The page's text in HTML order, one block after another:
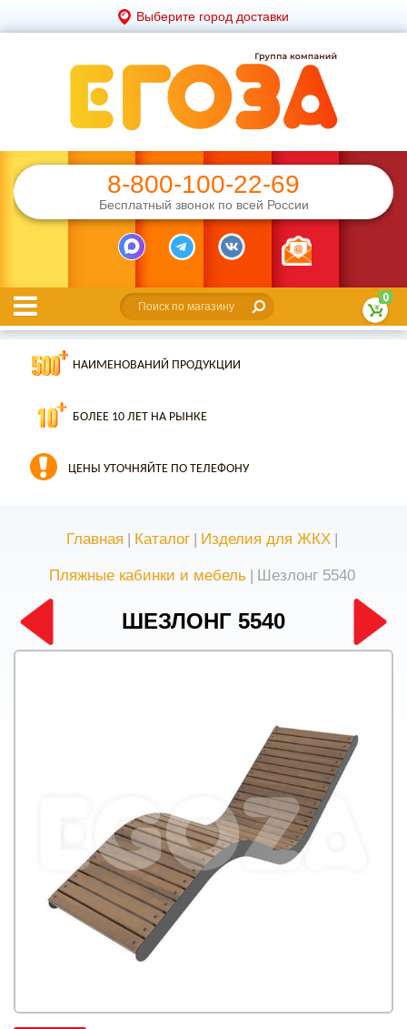
Выберите город доставки
8-800-100-22-69
Бесплатный звонок по всей России
0
НАИМЕНОВАНИЙ ПРОДУКЦИИ
БОЛЕЕ 10 ЛЕТ НА РЫНКЕ
ЦЕНЫ УТОЧНЯЙТЕ ПО ТЕЛЕФОНУ
Главная | Каталог | Изделия для ЖКХ |
Пляжные кабинки и мебель | Шезлонг 5540
ШЕЗЛОНГ 5540